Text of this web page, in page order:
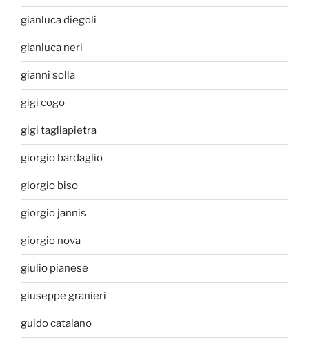
gianluca diegoli
gianluca neri
gianni solla
gigi cogo
gigi tagliapietra
giorgio bardaglio
giorgio biso
giorgio jannis
giorgio nova
giulio pianese
giuseppe granieri
guido catalano